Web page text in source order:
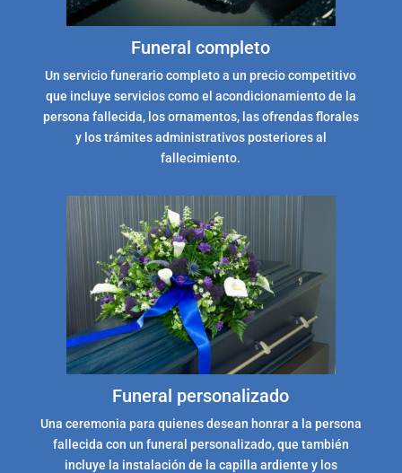
Funeral completo
Un servicio funerario completo a un precio competitivo
que incluye servicios como el acondicionamiento de la
persona fallecida, los ornamentos, las ofrendas florales
y los trámites administrativos posteriores al
fallecimiento.
Funeral personalizado
Una ceremonia para quienes desean honrar a la persona
fallecida con un funeral personalizado, que también
incluye la instalación de la capilla ardiente y los